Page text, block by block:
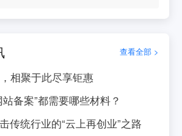
查看全部 >
相聚于此尽享钜惠
备案”都需要哪些材料？
传统行业的“云上再创业”之路